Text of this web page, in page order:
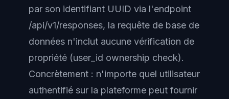
par son identifiant UUID via l'endpoint
/api/v1/responses, la requête de base de
données n'inclut aucune vérification de
propriété (user_id ownership check).
Concrètement : n'importe quel utilisateur
authentifié sur la plateforme peut fournir